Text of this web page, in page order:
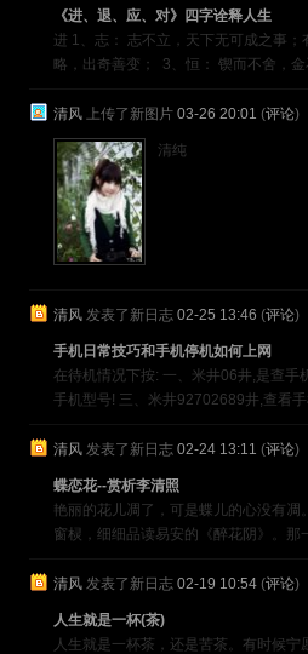
《进、退、应、对》四字诠释人生
进 1、志： 志不立，天下无可成之事
略，出奇善变； 3、恒： 锲而不舍，
清风 上传了新图片 03-26 20:01 (评论)
清纯
清风 发表了新日志 02-25 13:46 (评论)
手机日常技巧和手机停机如何上网
在待机情况下按: 一、米井06井,是查手
手机型号! 三、米井92702689井,查看
清风 发表了新日志 02-24 13:11 (评论)
蝶恋花--赏析李清照
艳丽的花儿凋了，可是蝶儿的
窗棂，细细品读易安的《醉花阴》。那
清风 发表了新日志 02-19 10:54 (评论)
人生就是一杯(茶)
人生就是一杯茶，还是苦茶。有时候